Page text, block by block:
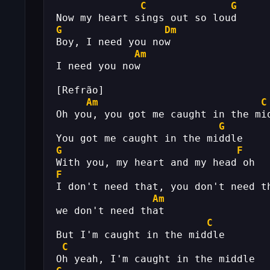
C
G
Now my heart sings out so loud
G
Dm
Boy, I need you now
Am
I need you now
[Refrão]
Am
C
Oh you, you got me caught in the
G
You got me caught in the middle
G
F
With you, my heart and my head oh
F
I don't need that, you don't need
Am
we don't need that
C
But I'm caught in the middle
C
Oh yeah, I'm caught in the middle